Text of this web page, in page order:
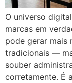
O universo
marcas em
pode gerar mais
tradicionais —
souber
corretamente. É